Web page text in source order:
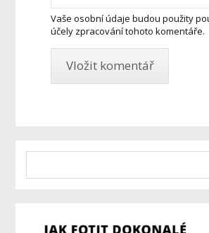
Vaše osobní údaje budou použity
účely zpracování tohoto komentáře.